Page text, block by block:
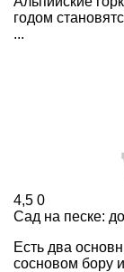
годом
...
4,5 0
Сад на песке:
Есть два
сосновом бору